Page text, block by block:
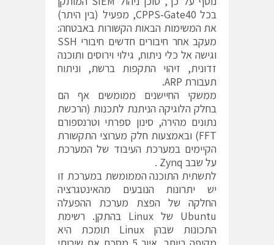
בכל CPPS-Gate40, מפעיל (בין היתר)
את המשימות הבאות הקשורות באבטחה:
מעקב אחר חיבורים חדשים חיבורי SSH
וגישה אל כלי ניתוח, גילוי וירוסים ותוכנה
זדונית, זיהוי התקפות ברשת, וניתוח
תעבורת ARP.
ממשקי החיישנים ממומשים אף הם
בחלק הלוגיקה הניתנת לתכנות (הרכשת
נתונים מהירה, סינון ספרתי וטרנספורם
FFT) ובאמצעות חלק מערוצי התקשורת
הקיימים במערכת העיבוד של המערכת
על שבב Zynq .
לתשתית התוכנה הממומשת במערכת זו
יש יתרונות הנובעים מהאינטגרציה
החלקה של הפצת מערכת ההפעלה
Ubuntu של Linux בהתקן. רשימת
התכונות שבהן Linux תומכת היא